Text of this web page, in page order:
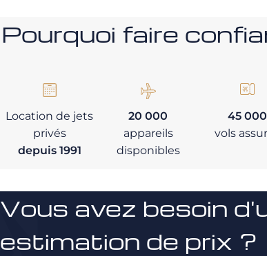
Pourquoi faire
Location de jets
privés
depuis 1991
20 000
appareils
disponibles
45 000
vols
Vous avez besoin
estimation de prix ?